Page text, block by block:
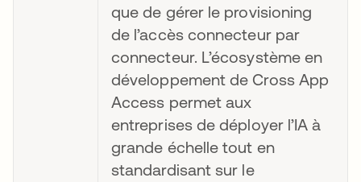
que de gérer le provisioning
de l’accès connecteur par
connecteur. L’écosystème en
développement de Cross App
Access permet aux
entreprises de déployer l’IA à
grande échelle tout en
standardisant sur le